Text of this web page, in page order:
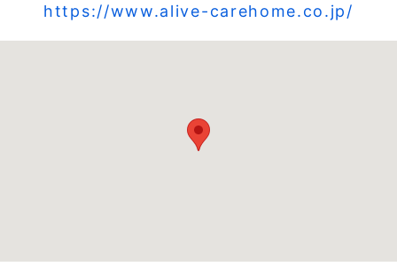
https://www.alive-carehome.co.jp/